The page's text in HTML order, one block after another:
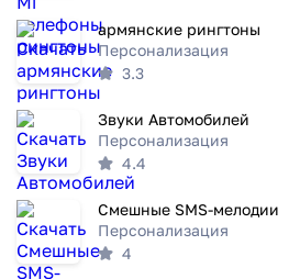
армянские рингтоны
Персонализация
3.3
Звуки Автомобилей
Персонализация
4.4
Смешные SMS-мелодии
Персонализация
4